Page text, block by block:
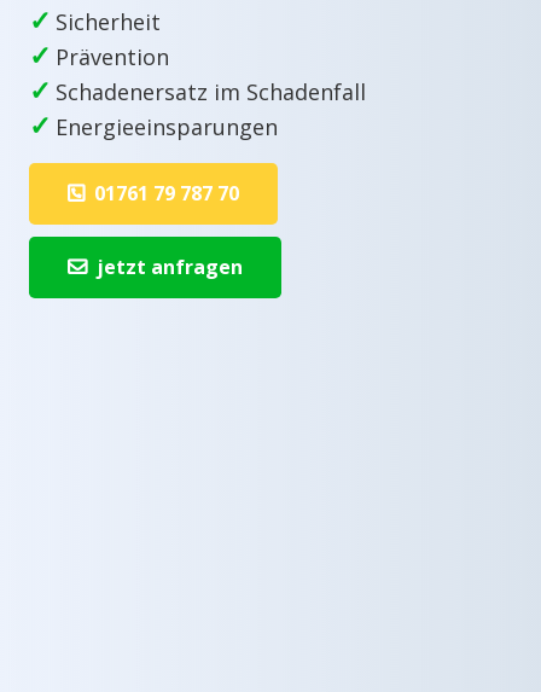
✓ Sicherheit
✓ Prävention
✓ Schadenersatz im Schadenfall
✓ Energieeinsparungen
01761 79 787 70
jetzt anfragen